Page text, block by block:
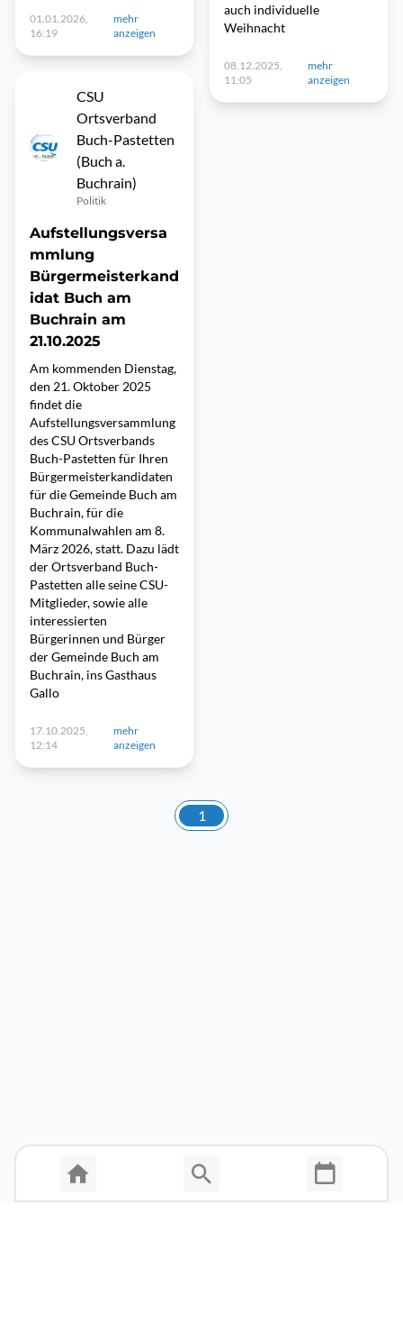
01.01.2026,
16:19
mehr
anzeigen
CSU
Ortsverband
Buch-Pastetten
(Buch a.
Buchrain)
Politik
Aufstellungsversa
mmlung
Bürgermeisterkand
idat Buch am
Buchrain am
21.10.2025
Am kommenden Dienstag,
den 21. Oktober 2025
findet die
Aufstellungsversammlung
des CSU Ortsverbands
Buch-Pastetten für Ihren
Bürgermeisterkandidaten
für die Gemeinde Buch am
Buchrain, für die
Kommunalwahlen am 8.
März 2026, statt. Dazu lädt
der Ortsverband Buch-
Pastetten alle seine CSU-
Mitglieder, sowie alle
interessierten
Bürgerinnen und Bürger
der Gemeinde Buch am
Buchrain, ins Gasthaus
Gallo
17.10.2025,
12:14
mehr
anzeigen
auch individuelle
Weihnacht
08.12.2025,
11:05
mehr
anzeigen
1